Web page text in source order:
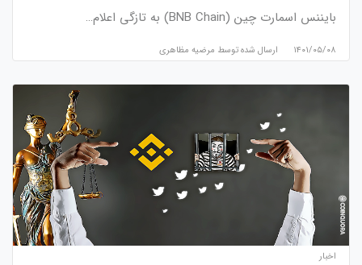
بایننس اسمارت چین (BNB Chain) به تازگی اعلام…
۱۴۰۱/۰۵/۰۸ ارسال شده توسط مرضیه مظاهری
اخبار